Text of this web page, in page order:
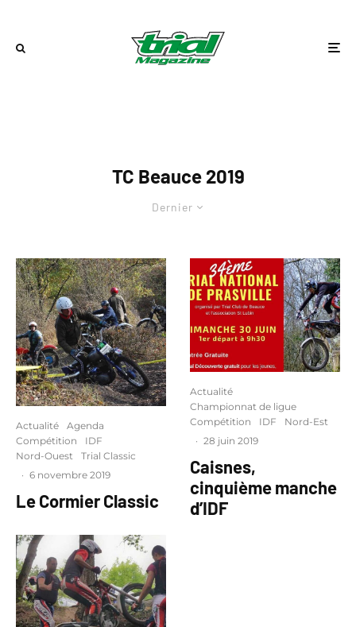
TC Beauce 2019
Dernier
Actualité
Agenda
Compétition
IDF
Nord-Ouest
Trial Classic
· 6 novembre 2019
Le Cormier Classic
Actualité
Championnat de ligue
Compétition
IDF
Nord-Est
· 28 juin 2019
Caisnes,
cinquième manche
d’IDF